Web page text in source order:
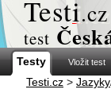
Testi.cz
test
Testy Vložit test
Testi.cz > Jazyky